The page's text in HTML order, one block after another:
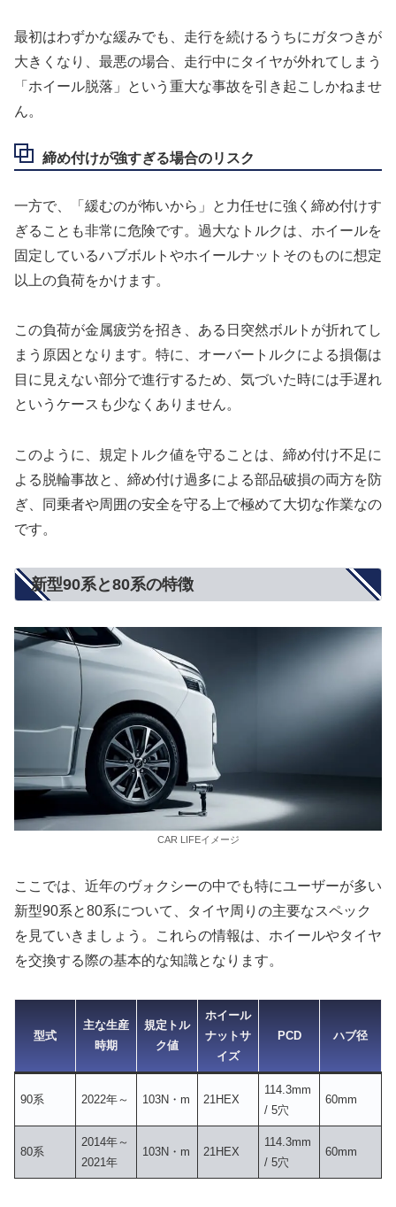
最初はわずかな緩みでも、走行を続けるうちにガタつきが
大きくなり、最悪の場合、走行中にタイヤが外れてしまう
「ホイール脱落」という重大な事故を引き起こしかねませ
ん。
締め付けが強すぎる場合のリスク
一方で、「緩むのが怖いから」と力任せに強く締め付けす
ぎることも非常に危険です。過大なトルクは、ホイールを
固定しているハブボルトやホイールナットそのものに想定
以上の負荷をかけます。
この負荷が金属疲労を招き、ある日突然ボルトが折れてし
まう原因となります。特に、オーバートルクによる損傷は
目に見えない部分で進行するため、気づいた時には手遅れ
というケースも少なくありません。
このように、規定トルク値を守ることは、締め付け不足に
よる脱輪事故と、締め付け過多による部品破損の両方を防
ぎ、同乗者や周囲の安全を守る上で極めて大切な作業なの
です。
新型90系と80系の特徴
CAR LIFEイメージ
ここでは、近年のヴォクシーの中でも特にユーザーが多い
新型90系と80系について、タイヤ周りの主要なスペック
を見ていきましょう。これらの情報は、ホイールやタイヤ
を交換する際の基本的な知識となります。
型式
主な生産
時期
規定トル
ク値
ホイール
ナットサ
イズ
PCD ハブ径
90系 2022年～ 103N・m 21HEX
114.3mm
/ 5穴
60mm
80系
2014年～
2021年
103N・m 21HEX
114.3mm
/ 5穴
60mm